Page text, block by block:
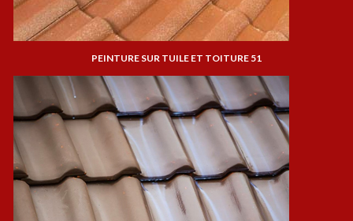
PEINTURE SUR TUILE ET TOITURE 51